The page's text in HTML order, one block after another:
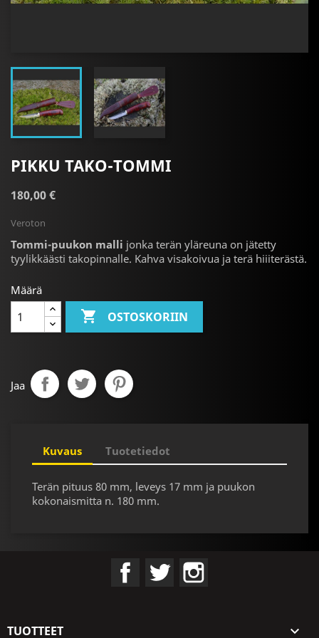
PIKKU TAKO-TOMMI
180,00 €
Veroton
Tommi-puukon malli jonka terän yläreuna on jätetty
tyylikkäästi takopinnalle. Kahva visakoivua ja terä hiiiterästä.
Määrä
 OSTOSKORIIN
Jaa
Kuvaus Tuotetiedot
Terän pituus 80 mm, leveys 17 mm ja puukon
kokonaismitta n. 180 mm.
FacebookTwitter
TUOTTEET 